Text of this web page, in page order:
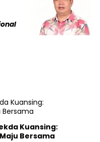
Kuansing:
Bersama